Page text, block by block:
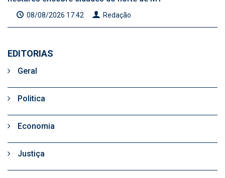
08/08/2026 17:42 Redação
EDITORIAS
Geral
Politica
Economia
Justiça